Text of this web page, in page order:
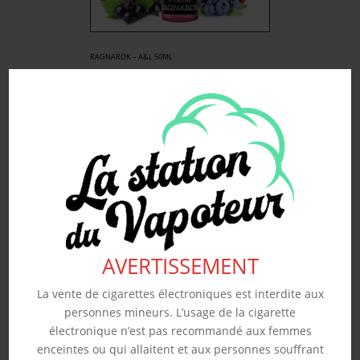
AVERTISSEMENT
La vente de cigarettes électroniques est interdite aux
personnes mineurs. L’usage de la cigarette
électronique n’est pas recommandé aux femmes
enceintes ou qui allaitent et aux personnes souffrant
RAGNAROK – A&L 50ML
Souhaits
Voir produit